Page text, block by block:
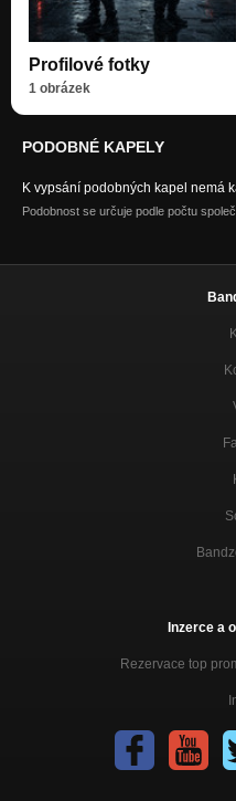
Profilové fotky
1 obrázek
PODOBNÉ KAPELY
K vypsání podobných kapel nemá
Podobnost se určuje podle počtu
Inzerce a
Rezervace top